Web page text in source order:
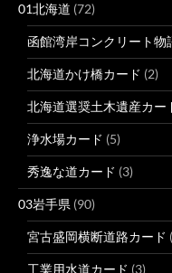
01北海道 (72)
函館湾岸コンクリート物
北海道かけ橋カード (2)
北海道選奨土木遺産カー
浄水場カード (5)
秀逸な道カード (3)
03岩手県 (90)
宮古盛岡横断道路カード
工業用水道カード (3)